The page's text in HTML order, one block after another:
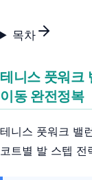
목차
테니스 풋워크
이동 완전정복
테니스 풋워크 밸
코트별 발 스텝 전